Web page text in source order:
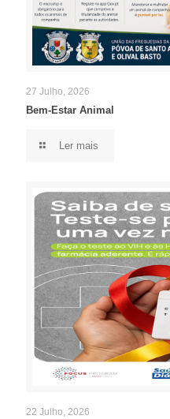
27 Julho, 2026
Bem-Estar Animal
Ler mais
22 Julho, 2026